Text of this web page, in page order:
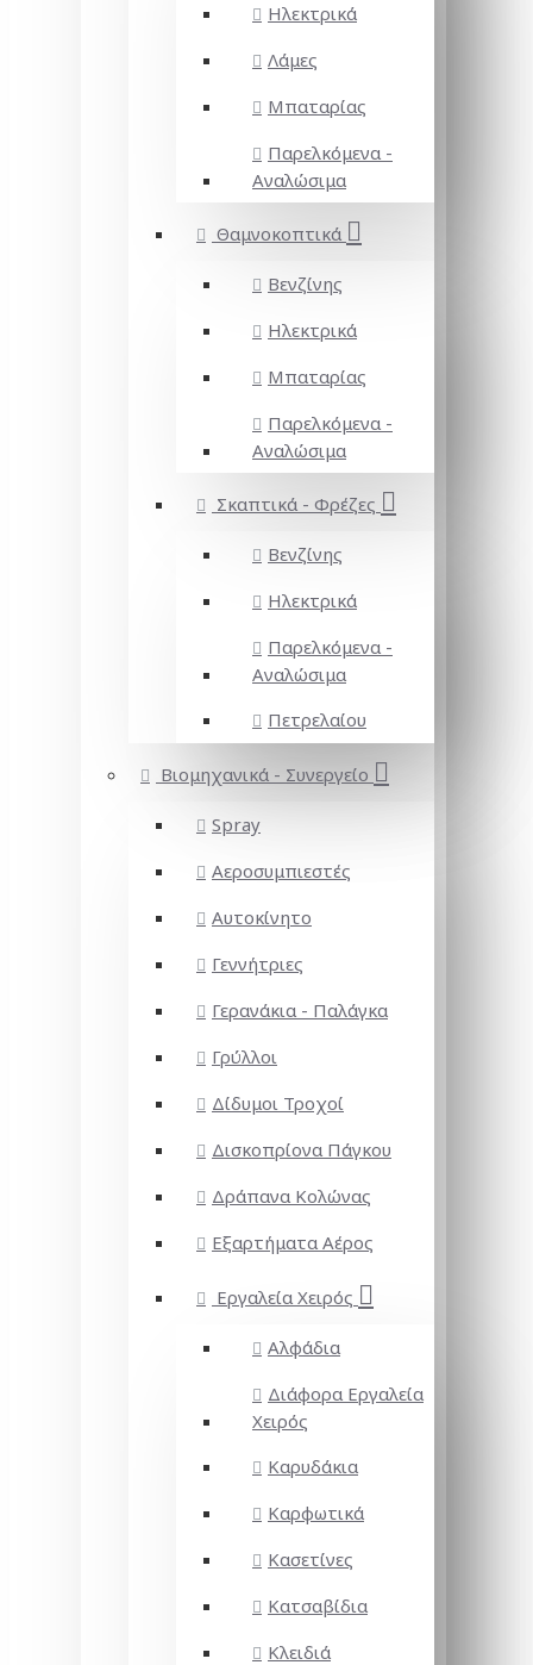
Ηλεκτρικά
Λάμες
Μπαταρίας
Παρελκόμενα -
Αναλώσιμα
Θαμνοκοπτικά
Βενζίνης
Ηλεκτρικά
Μπαταρίας
Παρελκόμενα -
Αναλώσιμα
Σκαπτικά - Φρέζες
Βενζίνης
Ηλεκτρικά
Παρελκόμενα -
Αναλώσιμα
Πετρελαίου
Βιομηχανικά - Συνεργείο
Spray
Αεροσυμπιεστές
Αυτοκίνητο
Γεννήτριες
Γερανάκια - Παλάγκα
Γρύλλοι
Δίδυμοι Τροχοί
Δισκοπρίονα Πάγκου
Δράπανα Κολώνας
Εξαρτήματα Αέρος
Εργαλεία Χειρός
Αλφάδια
Διάφορα Εργαλεία
Χειρός
Καρυδάκια
Καρφωτικά
Κασετίνες
Κατσαβίδια
Κλειδιά